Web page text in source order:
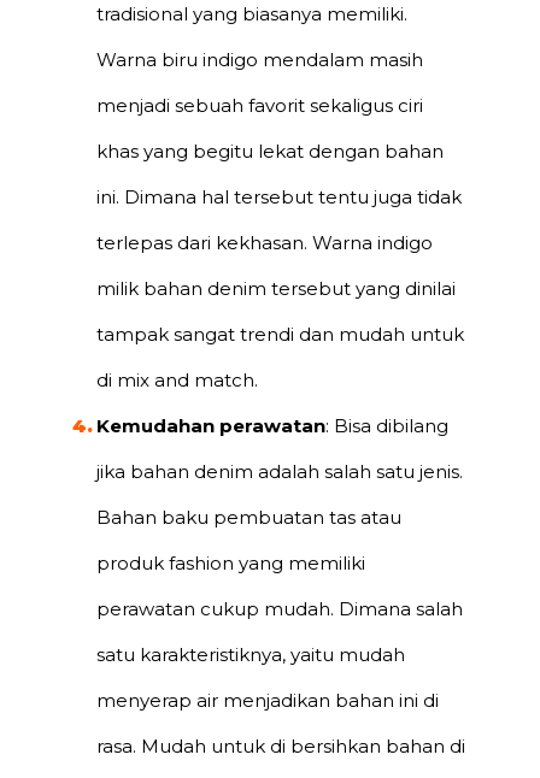
tradisional yang biasanya memiliki.
Warna biru indigo mendalam masih
menjadi sebuah favorit sekaligus ciri
khas yang begitu lekat dengan bahan
ini. Dimana hal tersebut tentu juga tidak
terlepas dari kekhasan. Warna indigo
milik bahan denim tersebut yang dinilai
tampak sangat trendi dan mudah untuk
di mix and match.
Kemudahan perawatan: Bisa dibilang
jika bahan denim adalah salah satu jenis.
Bahan baku pembuatan tas atau
produk fashion yang memiliki
perawatan cukup mudah. Dimana salah
satu karakteristiknya, yaitu mudah
menyerap air menjadikan bahan ini di
rasa. Mudah untuk di bersihkan bahan di